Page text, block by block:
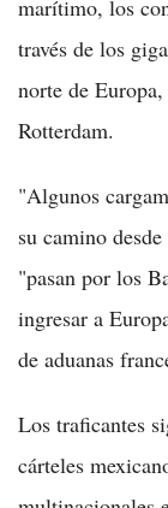
marítimo, los
través de los
norte de
Rotterdam.
"Algunos
su camino
"pasan por los
ingresar a
de aduanas
Los traficantes
cárteles